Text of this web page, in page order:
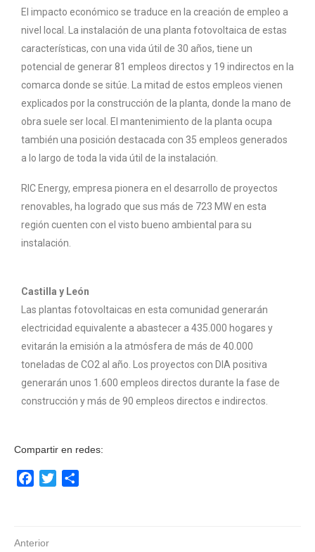
El impacto económico se traduce en la creación de empleo a
nivel local. La instalación de una planta fotovoltaica de estas
características, con una vida útil de 30 años, tiene un
potencial de generar 81 empleos directos y 19 indirectos en la
comarca donde se sitúe. La mitad de estos empleos vienen
explicados por la construcción de la planta, donde la mano de
obra suele ser local. El mantenimiento de la planta ocupa
también una posición destacada con 35 empleos generados
a lo largo de toda la vida útil de la instalación.
RIC Energy, empresa pionera en el desarrollo de proyectos
renovables, ha logrado que sus más de 723 MW en esta
región cuenten con el visto bueno ambiental para su
instalación.
Castilla y León
Las plantas fotovoltaicas en esta comunidad generarán
electricidad equivalente a abastecer a 435.000 hogares y
evitarán la emisión a la atmósfera de más de 40.000
toneladas de CO2 al año. Los proyectos con DIA positiva
generarán unos 1.600 empleos directos durante la fase de
construcción y más de 90 empleos directos e indirectos.
Compartir en redes:
Facebook
Twitter
Anterior